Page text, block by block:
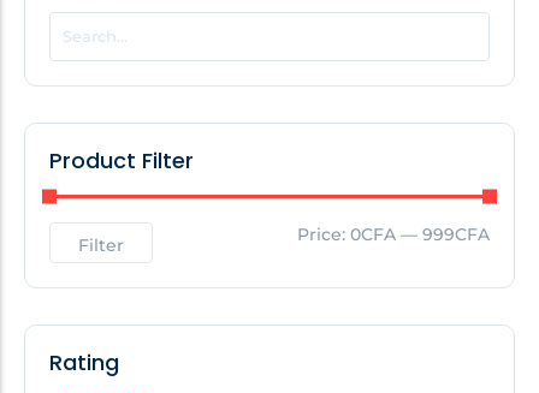
POPULAR THIS WEEK
No Posts Found!
No Posts Found!
Product Filter
Filter Price: 0CFA — 999CFA
Rating